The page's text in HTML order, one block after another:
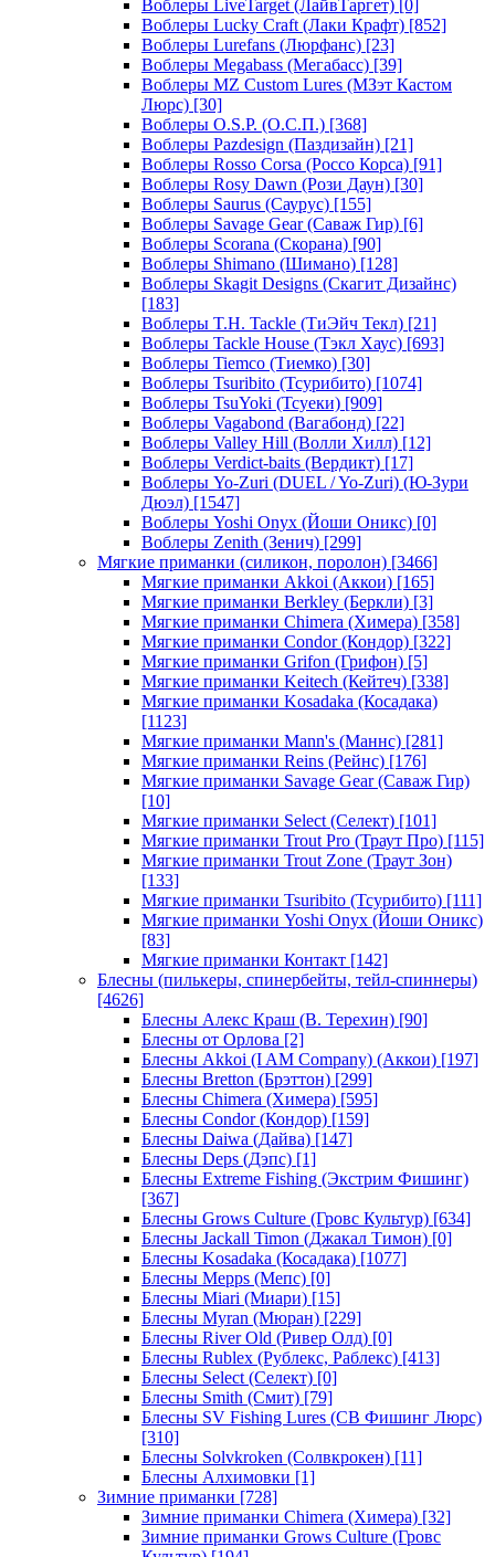
Воблеры LiveTarget (ЛайвТаргет) [0]
Воблеры Lucky Craft (Лаки Крафт) [852]
Воблеры Lurefans (Люрфанс) [23]
Воблеры Megabass (Мегабасс) [39]
Воблеры MZ Custom Lures (МЗэт Кастом
Люрс) [30]
Воблеры O.S.P. (О.С.П.) [368]
Воблеры Pazdesign (Паздизайн) [21]
Воблеры Rosso Corsa (Россо Корса) [91]
Воблеры Rosy Dawn (Рози Даун) [30]
Воблеры Saurus (Саурус) [155]
Воблеры Savage Gear (Саваж Гир) [6]
Воблеры Scorana (Скорана) [90]
Воблеры Shimano (Шимано) [128]
Воблеры Skagit Designs (Скагит Дизайнс)
[183]
Воблеры T.H. Tackle (ТиЭйч Текл) [21]
Воблеры Tackle House (Тэкл Хаус) [693]
Воблеры Tiemco (Тиемко) [30]
Воблеры Tsuribito (Тсурибито) [1074]
Воблеры TsuYoki (Тсуеки) [909]
Воблеры Vagabond (Вагабонд) [22]
Воблеры Valley Hill (Волли Хилл) [12]
Воблеры Verdict-baits (Вердикт) [17]
Воблеры Yo-Zuri (DUEL / Yo-Zuri) (Ю-Зури
Дюэл) [1547]
Воблеры Yoshi Onyx (Йоши Оникс) [0]
Воблеры Zenith (Зенич) [299]
Мягкие приманки (силикон, поролон) [3466]
Мягкие приманки Akkoi (Аккои) [165]
Мягкие приманки Berkley (Беркли) [3]
Мягкие приманки Chimera (Химера) [358]
Мягкие приманки Condor (Кондор) [322]
Мягкие приманки Grifon (Грифон) [5]
Мягкие приманки Keitech (Кейтеч) [338]
Мягкие приманки Kosadaka (Косадака)
[1123]
Мягкие приманки Mann's (Маннс) [281]
Мягкие приманки Reins (Рейнс) [176]
Мягкие приманки Savage Gear (Саваж Гир)
[10]
Мягкие приманки Select (Селект) [101]
Мягкие приманки Trout Pro (Траут Про) [115]
Мягкие приманки Trout Zone (Траут Зон)
[133]
Мягкие приманки Tsuribito (Тсурибито) [111]
Мягкие приманки Yoshi Onyx (Йоши Оникс)
[83]
Мягкие приманки Контакт [142]
Блесны (пилькеры, спинербейты, тейл-спиннеры)
[4626]
Блесны Алекс Краш (В. Терехин) [90]
Блесны от Орлова [2]
Блесны Akkoi (I AM Company) (Аккои) [197]
Блесны Bretton (Брэттон) [299]
Блесны Chimera (Химера) [595]
Блесны Condor (Кондор) [159]
Блесны Daiwa (Дайва) [147]
Блесны Deps (Дэпс) [1]
Блесны Extreme Fishing (Экстрим Фишинг)
[367]
Блесны Grows Culture (Гровс Культур) [634]
Блесны Jackall Timon (Джакал Тимон) [0]
Блесны Kosadaka (Косадака) [1077]
Блесны Mepps (Мепс) [0]
Блесны Miari (Миари) [15]
Блесны Myran (Мюран) [229]
Блесны River Old (Ривер Олд) [0]
Блесны Rublex (Рублекс, Раблекс) [413]
Блесны Select (Селект) [0]
Блесны Smith (Смит) [79]
Блесны SV Fishing Lures (СВ Фишинг Люрс)
[310]
Блесны Solvkroken (Солвкрокен) [11]
Блесны Алхимовки [1]
Зимние приманки [728]
Зимние приманки Chimera (Химера) [32]
Зимние приманки Grows Culture (Гровс